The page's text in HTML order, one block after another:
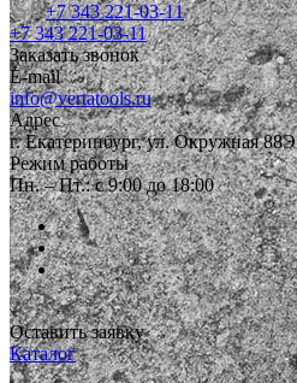
+7 343 221-03-11
+7 343 221-03-11
Заказать звонок
E-mail
info@vertatools.ru
Адрес
г. Екатеринбург, ул. Окружная 88Э
Режим работы
Пн. – Пт.: с 9:00 до 18:00
Оставить заявку
Каталог